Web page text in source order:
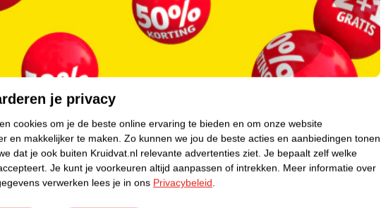
aan het deadliften, maar wordt het
over beschadigingen in de vloer of
schokabsorberende functie waardoor je
De plates passen op olympische
squats of deadlifts, maar als je oefeningen
je privacy
cookies om je de beste online ervaring te bieden en om onze website
en makkelijker te maken. Zo kunnen we jou de beste acties en aanbiedingen tonen
dat je ook buiten Kruidvat.nl relevante advertenties ziet. Je bepaalt zelf welke
Je kunt je voorkeuren altijd aanpassen of intrekken. Meer informatie over
verwerken lees je in ons Privacybeleid.